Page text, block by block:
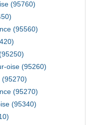
(95760)
(95560)
oise (95260)
(95270)
(95270)
(95340)